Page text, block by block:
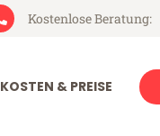
Kostenlose Beratung:
KOSTEN & PREISE